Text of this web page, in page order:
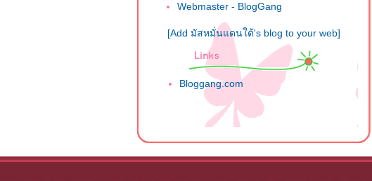
Webmaster - BlogGang
[Add มัสหมั่นแดนใต้'s blog to your web]
Bloggang.com